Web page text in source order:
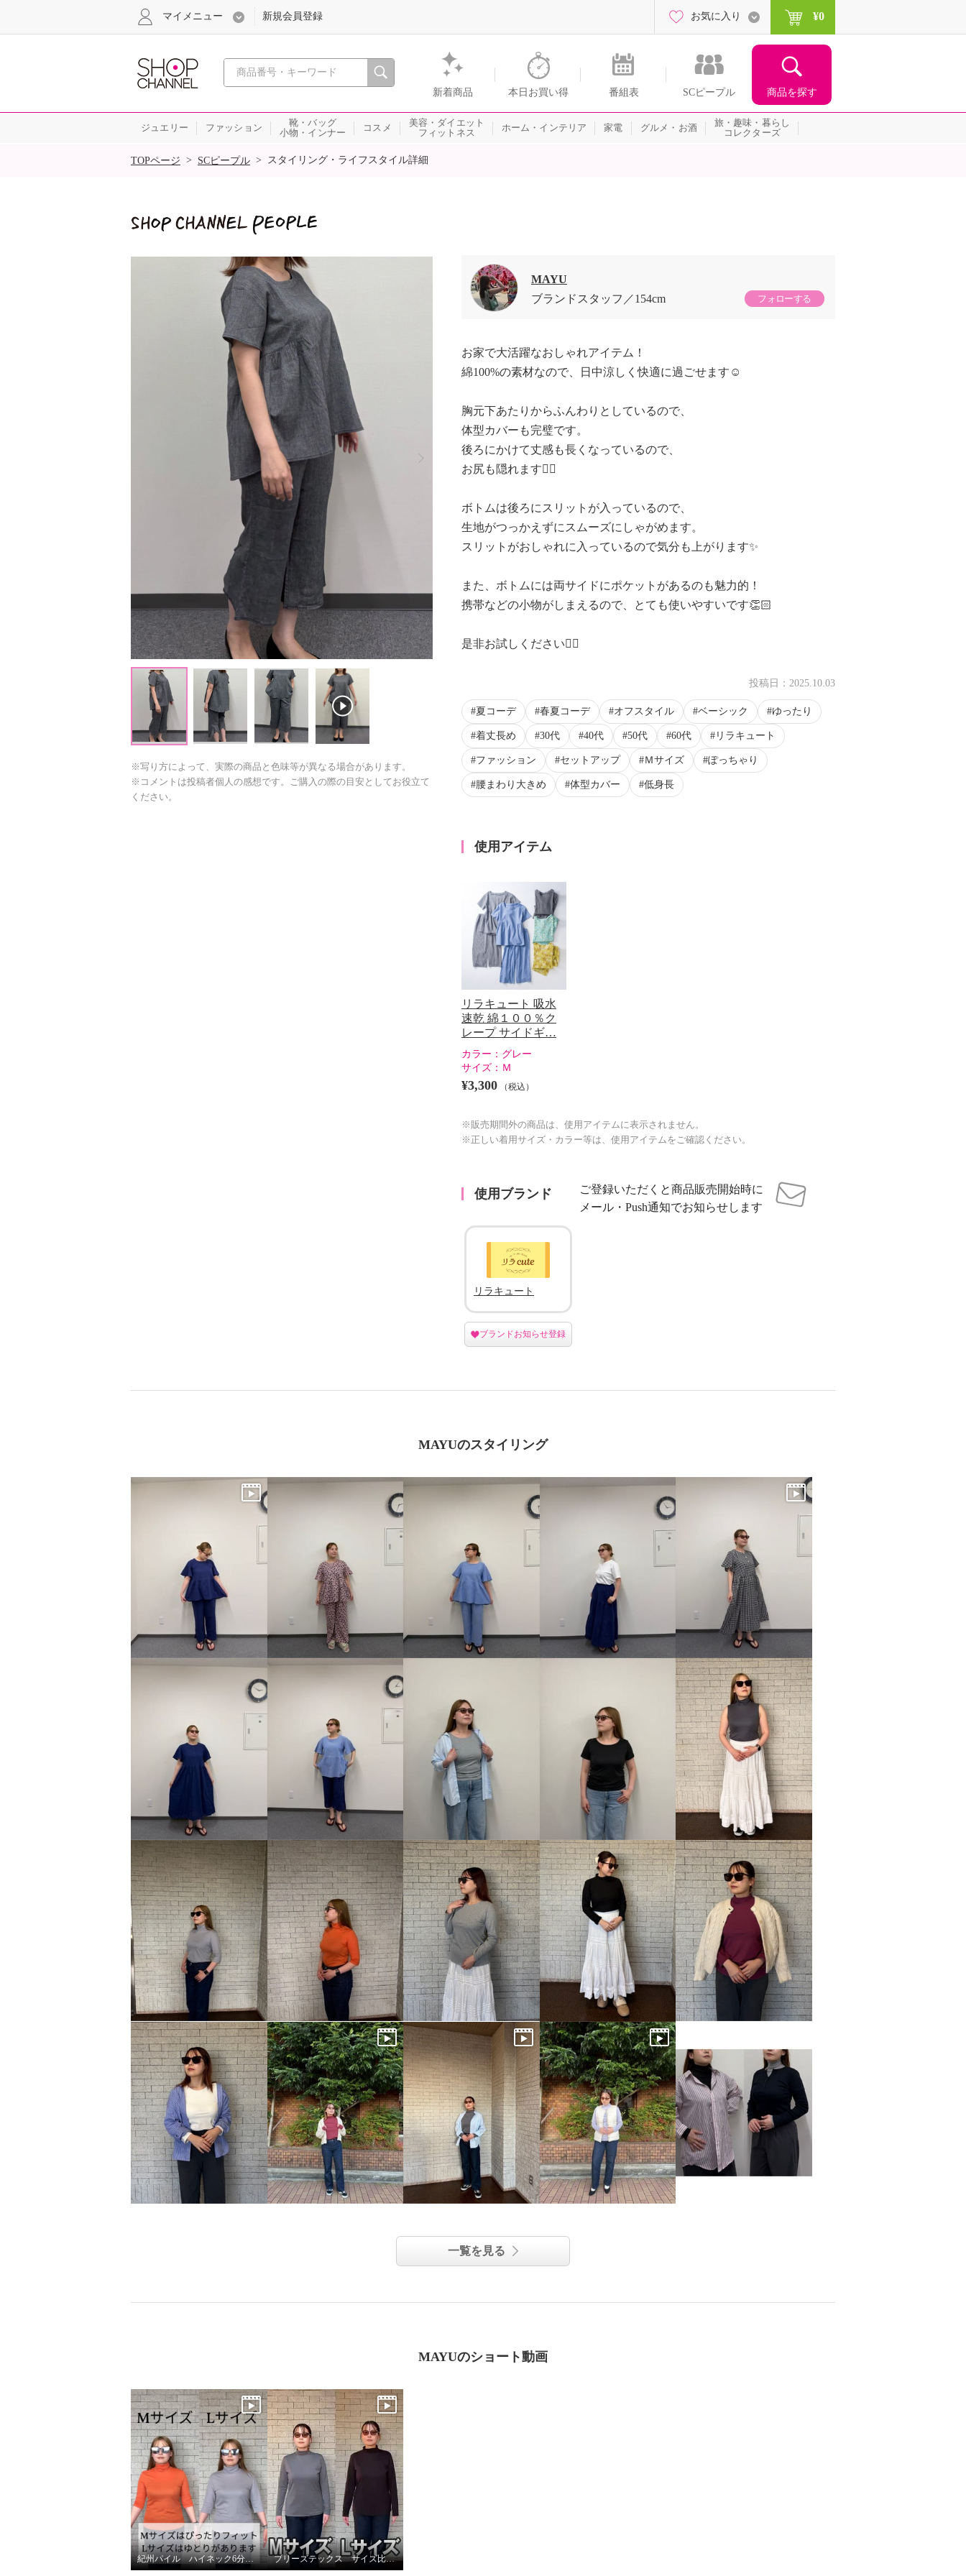
心おどる、瞬間を。通販・テレビショッピングのショップチャンネル
新着商品 本日お買い得 番組表 SCピープル 商品を探す
マイメニュー 新規会員登録 お気に入り ¥0
ジュエリー ファッション
靴・バッグ
小物・インナー
コスメ
美容・ダイエット
フィットネス
ホーム・インテリア 家電 グルメ・お酒
旅・趣味・暮らし
コレクターズ
SALE
TOPページ > SCピープル > スタイリング・ライフスタイル詳細
※写り方によって、実際の商品と色味等が異なる場合があります。
※コメントは投稿者個人の感想です。ご購入の際の目安としてお役立て
ください。
MAYU
ブランドスタッフ
154cm フォローする
お家で大活躍なおしゃれアイテム！
綿100%の素材なので、日中涼しく快適に過ごせます☺️
胸元下あたりからふんわりとしているので、
体型カバーも完璧です。
後ろにかけて丈感も長くなっているので、
お尻も隠れます✌🏻
ボトムは後ろにスリットが入っているので、
生地がつっかえずにスムーズにしゃがめます。
スリットがおしゃれに入っているので気分も上がります✨
また、ボトムには両サイドにポケットがあるのも魅力的！
携帯などの小物がしまえるので、とても使いやすいです👏🏻
是非お試しください❤️‍🔥
投稿日： 2025.10.03
夏コーデ 春夏コーデ オフスタイル ベーシック ゆったり
着丈長め 30代 40代 50代 60代 リラキュート
ファッション セットアップ Ｍサイズ ぽっちゃり
腰まわり大きめ 体型カバー 低身長
使用アイテム
リラキュート 吸水
速乾 綿１００％ク
レープ サイドギ…
カラー： グレー
サイズ： Ｍ
¥3,300 （税込）
※販売期間外の商品は、使用アイテムに表示されません。
※正しい着用サイズ・カラー等は、使用アイテムをご確認ください。
使用ブランド
ご登録いただくと商品販売開始時に
メール・Push通知でお知らせします
リラキュート
ブランドお知らせ登録
MAYUのスタイリング
一覧を見る
MAYUのショート動画
紀州パイル ハイネック6分丈サイズ比較 ブリーズテックス サイズ比較✨